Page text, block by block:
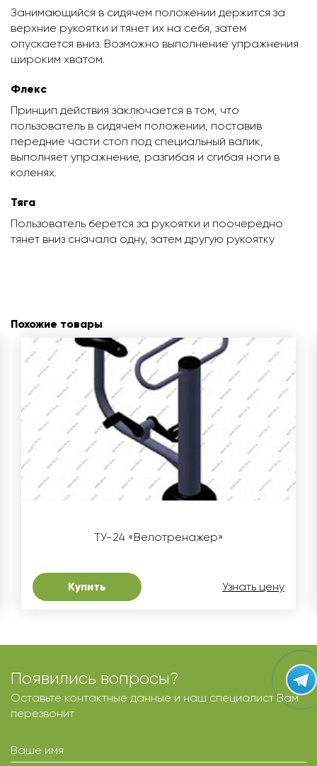
Занимающийся в сидячем положении держится за
верхние рукоятки и тянет их на себя, затем
опускается вниз. Возможно выполнение упражнения
широким хватом.
Флекс
Принцип действия заключается в том, что
пользователь в сидячем положении, поставив
передние части стоп под специальный валик,
выполняет упражнение, разгибая и сгибая ноги в
коленях.
Тяга
Пользователь берется за рукоятки и поочередно
тянет вниз сначала одну, затем другую рукоятку
Похожие товары
ТУ-24 «Велотренажер»
Купить Узнать цену
Появились вопросы?
Оставьте контактные данные и наш специалист Вам
перезвонит
Ваше имя